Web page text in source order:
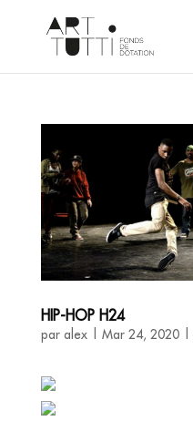
HIP-HOP H24
par alex| Mar 24, 2020|